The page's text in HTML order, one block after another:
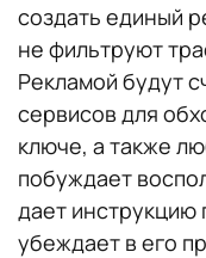
создать единый
не фильтруют
Рекламой будут
сервисов для
ключе, а также
побуждает
дает инструкцию
убеждает в его